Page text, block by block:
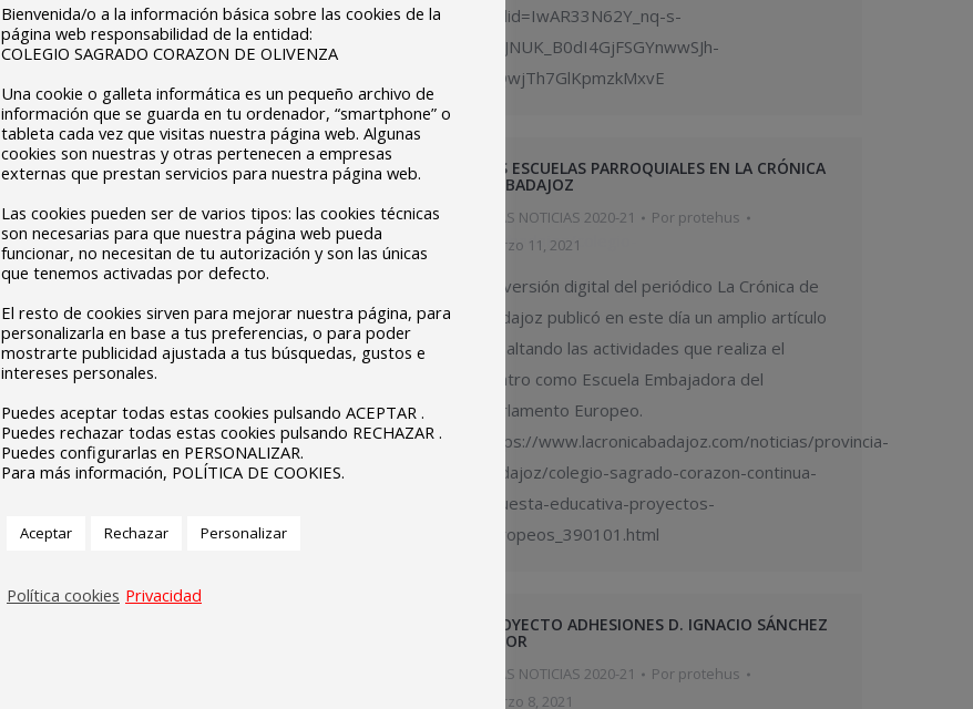
fbclid=IwAR33N62Y_nq-s-
I_8JNUK_B0dI4GjFSGYnwwSJh-
lqQwjTh7GlKpmzkMxvE
LAS ESCUELAS PARROQUIALES EN EL
PERIÓDICO EXTREMADURA
marzo 11, 2021
El periódico Extremadura se hizo eco de
nuestro nombramiento y proyecto como
Escuela Embajadora.
https://www.elperiodicoextremadura.com/noticias/provinciabadajoz/colegio-
sagrado-corazon-continua-apuesta-
educativa-proyectos-europeos_1272754.html
LAS ESCUELAS PARROQUIALES EN LA CRÓNICA
DE BADAJOZ
EPAS NOTICIAS 2020-21 Por protehus
marzo 11, 2021
La versión digital del periódico La Crónica de
Badajoz publicó en este día un amplio artículo
resaltando las actividades que realiza el
centro como Escuela Embajadora del
Parlamento Europeo.
https://www.lacronicabadajoz.com/noticias/provincia-
badajoz/colegio-sagrado-corazon-continua-
apuesta-educativa-proyectos-
europeos_390101.html
EPAS NOTICIAS 2020-21 Porprotehus
marzo 9, 2021
de Lengua Extranjera Inglés, los alumnos de
Extremadura desde las aportaciones que
PROYECTO ADHESIONES D. IGNACIO SÁNCHEZ
AMOR
EPAS NOTICIAS 2020-21 Por protehus
marzo 8, 2021
Bienvenida/o a la información básica sobre las cookies de la
página web responsabilidad de la entidad:
COLEGIO SAGRADO CORAZON DE OLIVENZA
Una cookie o galleta informática es un pequeño archivo de
información que se guarda en tu ordenador, “smartphone” o
tableta cada vez que visitas nuestra página web. Algunas
cookies son nuestras y otras pertenecen a empresas
externas que prestan servicios para nuestra página web.
Las cookies pueden ser de varios tipos: las cookies técnicas
son necesarias para que nuestra página web pueda
funcionar, no necesitan de tu autorización y son las únicas
que tenemos activadas por defecto.
El resto de cookies sirven para mejorar nuestra página, para
personalizarla en base a tus preferencias, o para poder
mostrarte publicidad ajustada a tus búsquedas, gustos e
intereses personales.
Puedes aceptar todas estas cookies pulsando ACEPTAR .
Puedes rechazar todas estas cookies pulsando RECHAZAR .
Puedes configurarlas en PERSONALIZAR.
Para más información, POLÍTICA DE COOKIES.
Aceptar Rechazar Personalizar
Política cookies Privacidad